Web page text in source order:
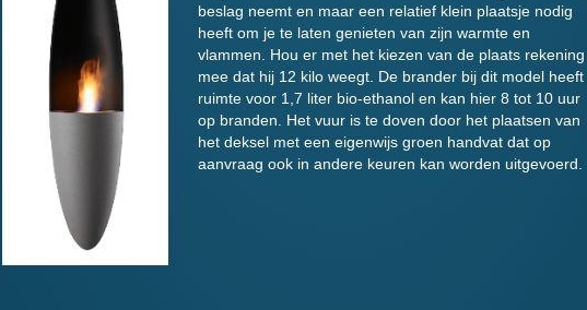
beslag neemt en maar een relatief klein plaatsje nodig
heeft om je te laten genieten van zijn warmte en
vlammen. Hou er met het kiezen van de plaats rekening
mee dat hij 12 kilo weegt. De brander bij dit model heeft
ruimte voor 1,7 liter bio-ethanol en kan hier 8 tot 10 uur
op branden. Het vuur is te doven door het plaatsen van
het deksel met een eigenwijs groen handvat dat op
aanvraag ook in andere keuren kan worden uitgevoerd.